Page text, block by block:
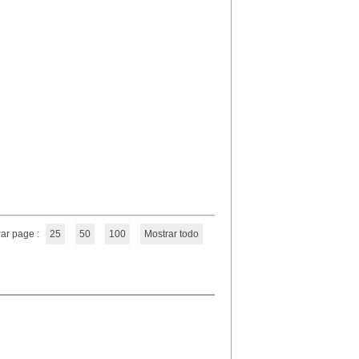
page : 25 50 100 Mostrar todo